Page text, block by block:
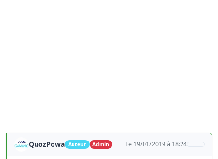
QuozPowa Auteur Admin Le 19/01/2019 à 18:24